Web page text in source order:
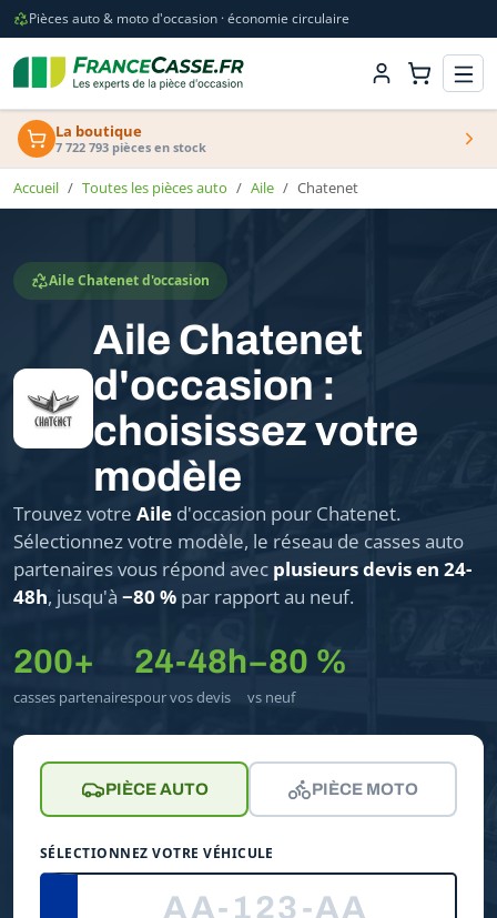
Pièces auto & moto d'occasion · économie circulaire
La boutique
7 722 793 pièces en stock
Accueil Toutes les pièces auto Aile Chatenet
Aile Chatenet d'occasion
Aile Chatenet
d'occasion :
choisissez votre
modèle
Trouvez votre Aile d'occasion pour Chatenet.
Sélectionnez votre modèle, le réseau de casses auto
partenaires vous répond avec plusieurs devis en 24-
48h, jusqu'à −80 % par rapport au neuf.
200+
casses partenaires
24-48h
pour vos devis
−80 %
vs neuf
PIÈCE AUTO PIÈCE MOTO
SÉLECTIONNEZ VOTRE VÉHICULE